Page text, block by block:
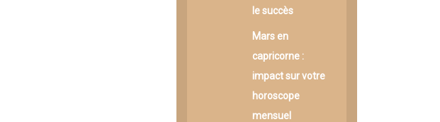
le succès
Mars en
capricorne :
impact sur votre
horoscope
mensuel